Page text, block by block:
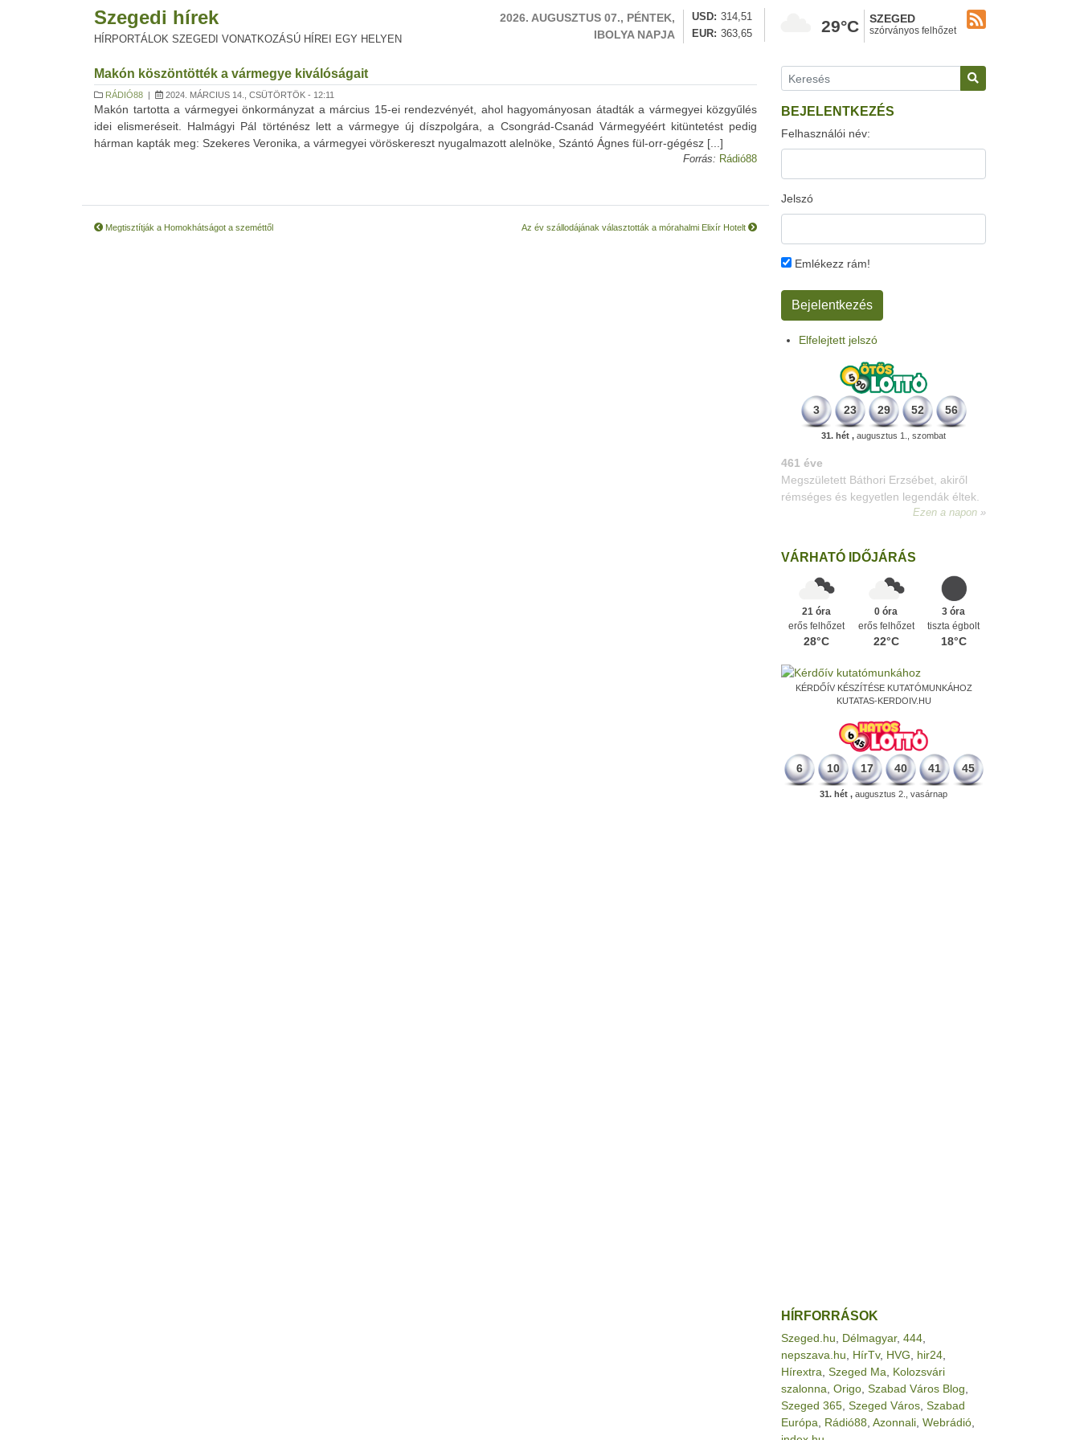
Szegedi hírek
HÍRPORTÁLOK SZEGEDI VONATKOZÁSÚ HÍREI EGY HELYEN
2026. AUGUSZTUS 07., PÉNTEK,
IBOLYA NAPJA
USD
314,51
EUR
363,65 29°C SZEGED
szórványos felhőzet
Makón köszöntötték a vármegye kiválóságait
RÁDIÓ88 | 2024. MÁRCIUS 14., CSÜTÖRTÖK - 12:11
Makón tartotta a vármegyei önkormányzat a március 15-ei rendezvényét, ahol hagyományosan átadták a vármegyei közgyűlés
idei elismeréseit. Halmágyi Pál történész lett a vármegye új díszpolgára, a Csongrád-Csanád Vármegyéért kitüntetést pedig
hárman kapták meg: Szekeres Veronika, a vármegyei vöröskereszt nyugalmazott alelnöke, Szántó Ágnes fül-orr-gégész [...]
Forrás: Rádió88
Megtisztítják a Homokhátságot a szeméttől Az év szállodájának választották a mórahalmi Elixír Hotelt
BEJELENTKEZÉS
Felhasználói név:
Jelszó
Emlékezz rám!
Elfelejtett jelszó
3 23 29 52 56
31. hét , augusztus 1., szombat
196 éve
Megszületett Kondor Gusztáv
csillagász, matematikus, egyetemi
VÁRHATÓ IDŐJÁRÁS
21 óra
erős felhőzet
28°C
0 óra
erős felhőzet
22°C
3 óra
tiszta égbolt
18°C
KÉRDŐÍV KÉSZÍTÉSE KUTATÓMUNKÁHOZ
KUTATAS-KERDOIV.HU
6 10 17 40 41 45
31. hét , augusztus 2., vasárnap
HÍRFORRÁSOK
Szeged.hu Délmagyar, 444
nepszava.hu
HírTv, HVG hir24
Hírextra Szeged Ma
Kolozsvári
szalonna Origo Szabad Város Blog
Szeged 365 Szeged Város Szabad
Európa
Rádió88 Azonnali Webrádió